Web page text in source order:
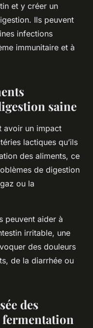
et y créer un
Ils peuvent
infections
immunitaire et à
saine
avoir un impact
lactiques qu’ils
des aliments, ce
de digestion
ou la
peuvent aider à
irritable, une
des douleurs
de la diarrhée ou
des